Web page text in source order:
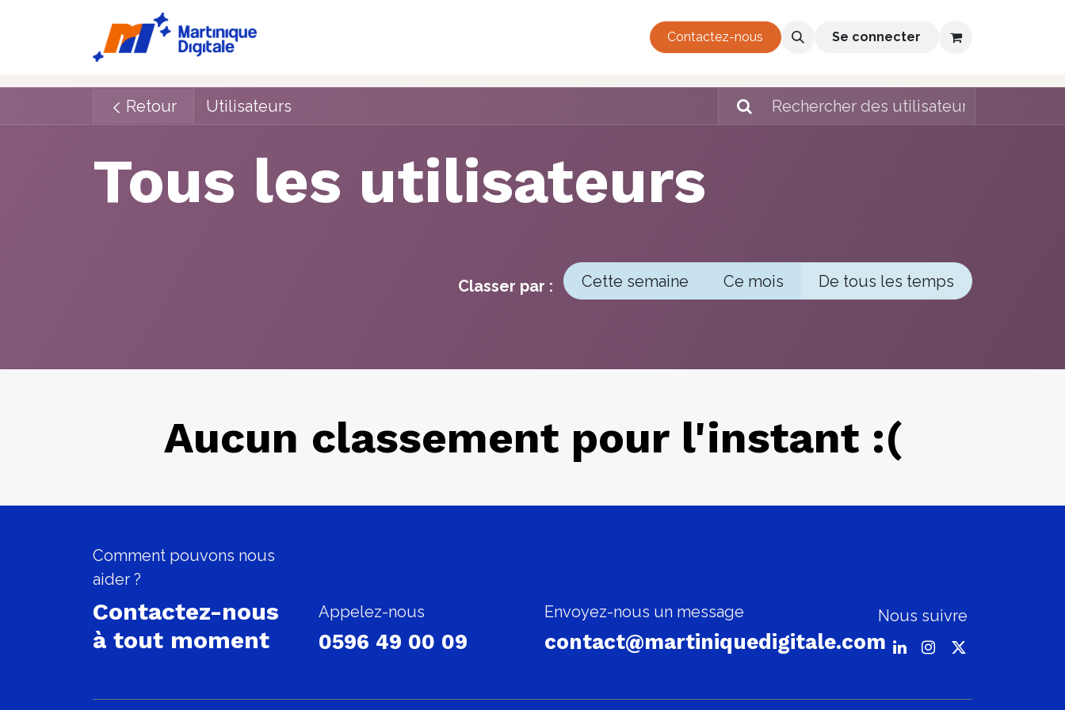
French Tech 2026-2028
Contactez-nous Se connecter
Retour Utilisateurs
Tous les utilisateurs
Classer par : Cette semaine Ce mois De tous les temps
Aucun classement pour l'instant :(
Comment pouvons nous
aider ?
Contactez-nous
à tout moment
Appelez-nous
0596 49 00 09
Envoyez-nous un message
contact@martiniquedigitale.com
Nous suivre